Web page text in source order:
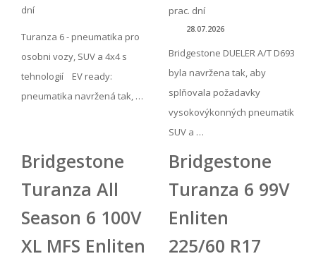
dní
Turanza 6 - pneumatika pro
osobni vozy, SUV a 4x4 s
tehnologií EV ready:
pneumatika navržená tak, …
prac. dní
28.07.2026
Bridgestone DUELER A/T D693
byla navržena tak, aby
splňovala požadavky
vysokovýkonných pneumatik
SUV a …
Bridgestone
Turanza All
Season 6 100V
XL MFS Enliten
Bridgestone
Turanza 6 99V
Enliten
225/60 R17